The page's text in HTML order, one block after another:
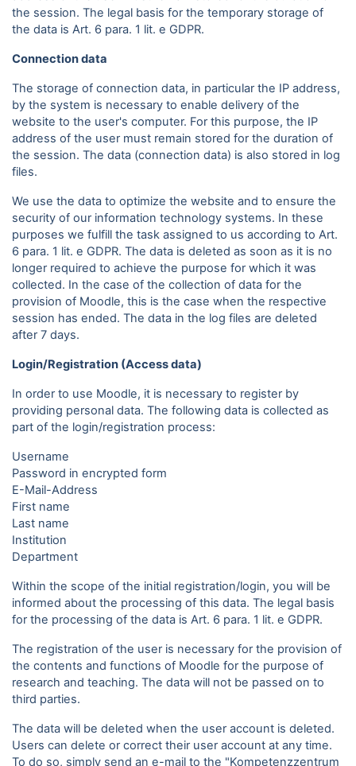
the session. The legal basis for the temporary storage of
the data is Art. 6 para. 1 lit. e GDPR.
Connection data
The storage of connection data, in particular the IP address,
by the system is necessary to enable delivery of the
website to the user's computer. For this purpose, the IP
address of the user must remain stored for the duration of
the session. The data (connection data) is also stored in log
files.
We use the data to optimize the website and to ensure the
security of our information technology systems. In these
purposes we fulfill the task assigned to us according to Art.
6 para. 1 lit. e GDPR. The data is deleted as soon as it is no
longer required to achieve the purpose for which it was
collected. In the case of the collection of data for the
provision of Moodle, this is the case when the respective
session has ended. The data in the log files are deleted
after 7 days.
Login/Registration (Access data)
In order to use Moodle, it is necessary to register by
providing personal data. The following data is collected as
part of the login/registration process:
Username
Password in encrypted form
E-Mail-Address
First name
Last name
Institution
Department
Within the scope of the initial registration/login, you will be
informed about the processing of this data. The legal basis
for the processing of the data is Art. 6 para. 1 lit. e GDPR.
The registration of the user is necessary for the provision of
the contents and functions of Moodle for the purpose of
research and teaching. The data will not be passed on to
third parties.
The data will be deleted when the user account is deleted.
Users can delete or correct their user account at any time.
To do so, simply send an e-mail to the "Kompetenzzentrum